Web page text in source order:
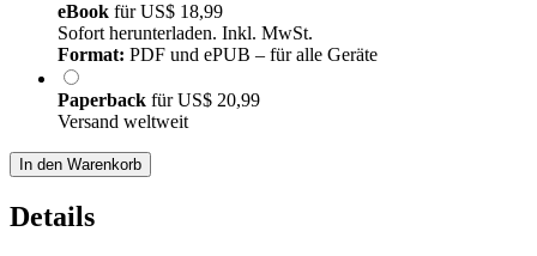
eBook fürUS$ 18,99
Sofort herunterladen. Inkl. MwSt.
Format: PDF und ePUB – für alle Geräte
Paperback fürUS$ 20,99
Versand weltweit
In den Warenkorb
Details